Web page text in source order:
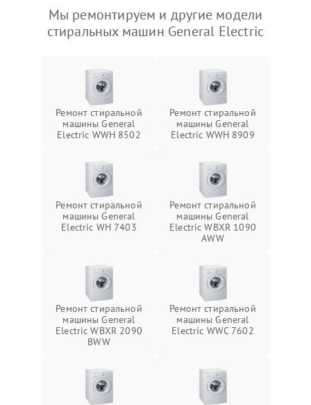
Мы ремонтируем и другие модели
стиральных машин General Electric
Ремонт стиральной
машины General
Electric WWH 8502
Ремонт стиральной
машины General
Electric WWH 8909
Ремонт стиральной
машины General
Electric WH 7403
Ремонт стиральной
машины General
Electric WBXR 1090
AWW
Ремонт стиральной
машины General
Electric WBXR 2090
BWW
Ремонт стиральной
машины General
Electric WWC 7602